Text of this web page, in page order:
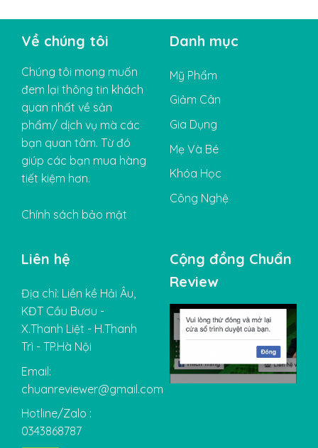
Về chúng tôi
Chúng tôi mong muốn
đem lại thông tin khách
quan nhất về sản
phẩm/ dịch vụ mà các
bạn quan tâm. Từ đó
giúp các bạn mua hàng
tiết kiệm hơn.
Chính sách bảo mật
Danh mục
Mỹ Phẩm
Giảm Cân
Gia Dụng
Mẹ Và Bé
Khóa Học
Công Nghệ
Liên hệ
Địa chỉ: Liền kề Hải Âu,
KĐT Cầu Bươu -
X.Thanh Liệt - H.Thanh
Trì - TP.Hà Nội
Email:
chuanreviewer@gmail.com
Hotline/Zalo :
0343868787
Cộng đồng Chuẩn
Review